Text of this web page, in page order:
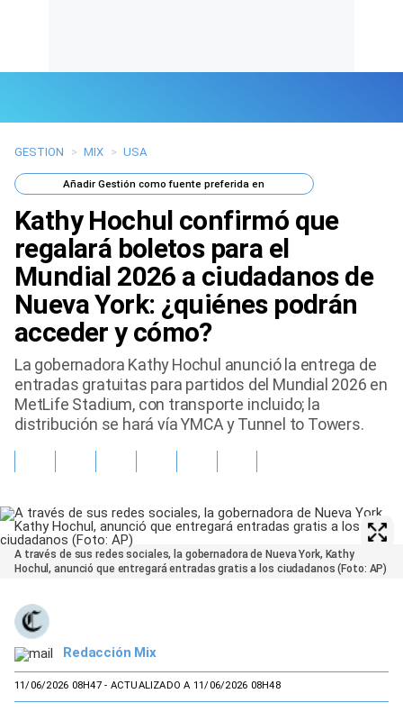
Últimas Noticias
Mi Bolsillo
Respuestas
Gente
Vida Laboral
Tendencias Mix
Sports
GESTION > MIX > USA
AñadirGestión como fuente preferida en
Kathy Hochul confirmó que
regalará boletos para el
Mundial 2026 a ciudadanos de
Nueva York: ¿quiénes podrán
acceder y cómo?
La gobernadora Kathy Hochul anunció la entrega de
entradas gratuitas para partidos del Mundial 2026 en
MetLife Stadium, con transporte incluido; la
distribución se hará vía YMCA y Tunnel to Towers.
A través de sus redes sociales, la gobernadora de Nueva York, Kathy
Hochul, anunció que entregará entradas gratis a los ciudadanos (Foto: AP)
Redacción Mix
11/06/2026 08H47- ACTUALIZADO A 11/06/2026 08H48